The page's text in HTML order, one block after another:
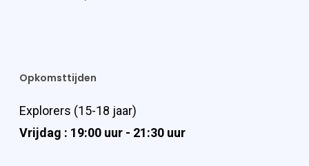
Opkomsttijden
Explorers (15-18 jaar)
Vrijdag : 19:00 uur - 21:30 uur